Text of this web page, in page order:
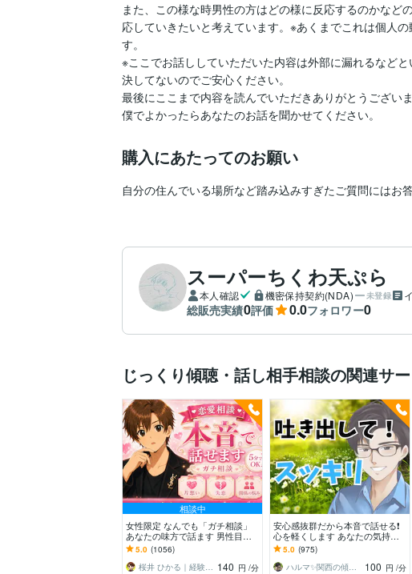
また、この様な時男性の方はどの様に反応するのかなど
応していきたいと考えています。※あくまでこれは個人
す。
※ここでお話ししていただいた内容は外部に漏れるなどと
決してないのでご安心ください。
最後にここまで内容を読んでいただきありがとうございま
僕でよかったらあなたのお話を聞かせてください。
購入にあたってのお願い
自分の住んでいる場所など踏み込みすぎたご質問にはお
スーパーちくわ天ぷら
本人確認 機密保持契約(NDA) 未登録
総販売実績0評価 0.0フォロワー0
じっくり傾聴・話し相手相談の関連サ
相談中
女性限定 なんでも「ガチ相談」
あなたの味方で話ます 男性目線
で、あなたの恋の“答え”を言葉に
します。
5.0 (1056)
桜井 ひかる｜経験豊富の恋愛相談室 140 円 /分
安心感抜群だから本音で話せる❗️
心を軽くします あなたの気持ち
を最優先✨否定せず秘密厳守！愚
痴・雑談OK
5.0 (975)
ハルマ✨関西の傾聴マスター
100 円 /分